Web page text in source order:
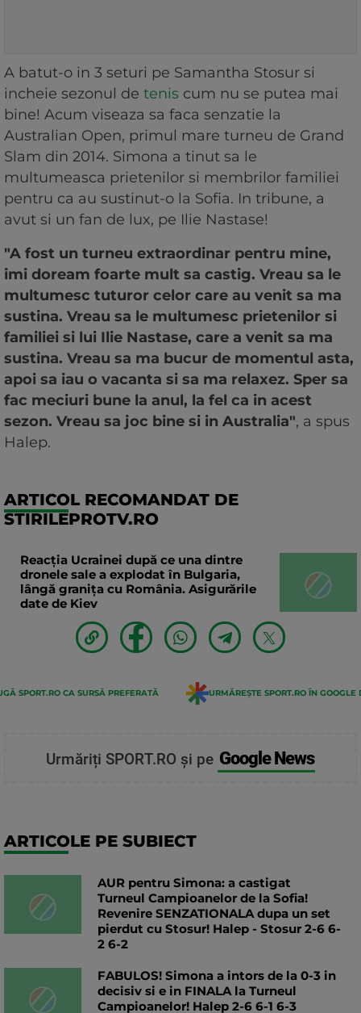
A batut-o in 3 seturi pe Samantha Stosur si
incheie sezonul de tenis cum nu se putea mai
bine! Acum viseaza sa faca senzatie la
Australian Open, primul mare turneu de Grand
Slam din 2014. Simona a tinut sa le
multumeasca prietenilor si membrilor familiei
pentru ca au sustinut-o la Sofia. In tribune, a
avut si un fan de lux, pe Ilie Nastase!
"A fost un turneu extraordinar pentru mine,
imi doream foarte mult sa castig. Vreau sa le
multumesc tuturor celor care au venit sa ma
sustina. Vreau sa le multumesc prietenilor si
familiei si lui Ilie Nastase, care a venit sa ma
sustina. Vreau sa ma bucur de momentul asta,
apoi sa iau o vacanta si sa ma relaxez. Sper sa
fac meciuri bune la anul, la fel ca in acest
sezon. Vreau sa joc bine si in Australia", a spus
Halep.
ARTICOL RECOMANDAT DE
STIRILEPROTV.RO
Reacția Ucrainei după ce una dintre
dronele sale a explodat în Bulgaria,
lângă granița cu România. Asigurările
date de Kiev
SPORT.RO CA SURSĂ PREFERATĂ URMĂREȘTE SPORT.RO ÎN GOOGLE
Urmăriți SPORT.RO și pe Google News
ARTICOLE PE SUBIECT
AUR pentru Simona: a castigat
Turneul Campioanelor de la Sofia!
Revenire SENZATIONALA dupa un set
pierdut cu Stosur! Halep - Stosur 2-6 6-
2 6-2
FABULOS! Simona a intors de la 0-3 in
decisiv si e in FINALA la Turneul
Campioanelor! Halep 2-6 6-1 6-3